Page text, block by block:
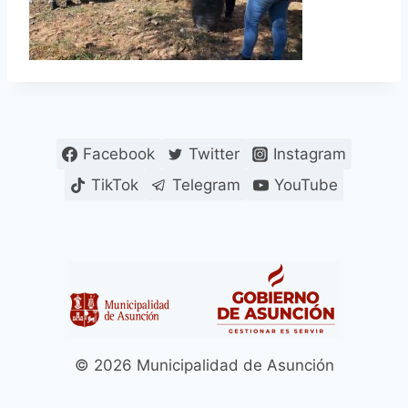
Facebook Twitter
Instagram
TikTok
Telegram YouTube
© 2026 Municipalidad de Asunción